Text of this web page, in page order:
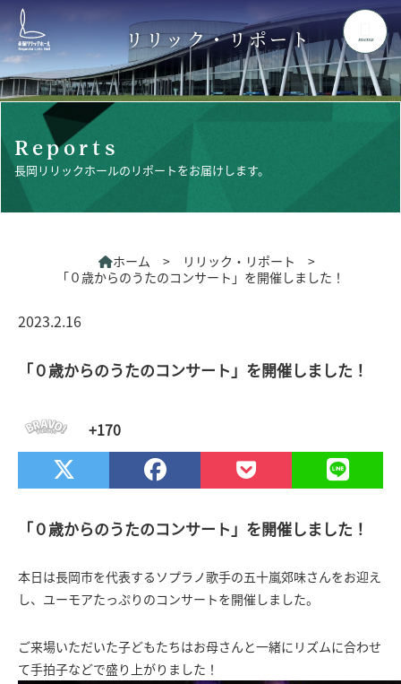
menu
リリック・リポート
Reports
長岡リリックホールのリポートをお届けします。
ホーム > リリック・リポート
>
「０歳からのうたのコンサート」を開催しました！
2023.2.16
「０歳からのうたのコンサート」を開催しました！
+170
「０歳からのうたのコンサート」を開催しました！
本日は長岡市を代表するソプラノ歌手の五十嵐郊味さんをお迎え
し、ユーモアたっぷりのコンサートを開催しました。
ご来場いただいた子どもたちはお母さんと一緒にリズムに合わせ
て手拍子などで盛り上がりました！